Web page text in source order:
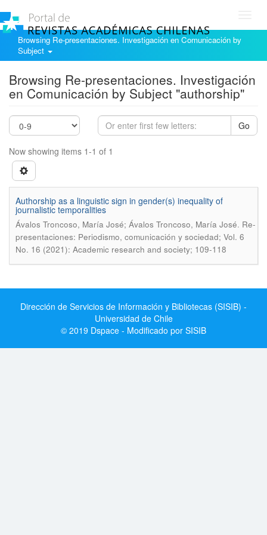
Browsing Re-presentaciones. Investigación en Comunicación by
Subject
Browsing Re-presentaciones. Investigación
en Comunicación by Subject "authorship"
Go
Now showing items 1-1 of 1
Authorship as a linguistic sign in gender(s) inequality of
journalistic temporalities
Ávalos Troncoso, María José; Ávalos Troncoso, María José. Re-
presentaciones: Periodismo, comunicación y sociedad; Vol. 6
No. 16 (2021): Academic research and society; 109-118
Dirección de Servicios de Información y Bibliotecas (SISIB) -
Universidad de Chile
© 2019 Dspace - Modificado por SISIB